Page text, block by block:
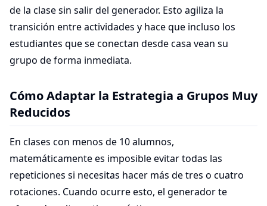
de la clase sin salir del generador. Esto agiliza la
transición entre actividades y hace que incluso los
estudiantes que se conectan desde casa vean su
grupo de forma inmediata.
Cómo Adaptar la Estrategia a Grupos Muy
Reducidos
En clases con menos de 10 alumnos,
matemáticamente es imposible evitar todas las
repeticiones si necesitas hacer más de tres o cuatro
rotaciones. Cuando ocurre esto, el generador te